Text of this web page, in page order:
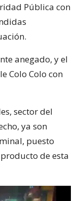
Pública con
anegado, y el
Colo Colo con
sector del
ya son
puesto
de esta